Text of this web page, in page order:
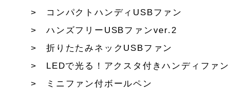
コンパクトハンディUSBファン
ハンズフリーUSBファンver.2
折りたたみネックUSBファン
LEDで光る！アクスタ付きハンディファン
ミニファン付ボールペン